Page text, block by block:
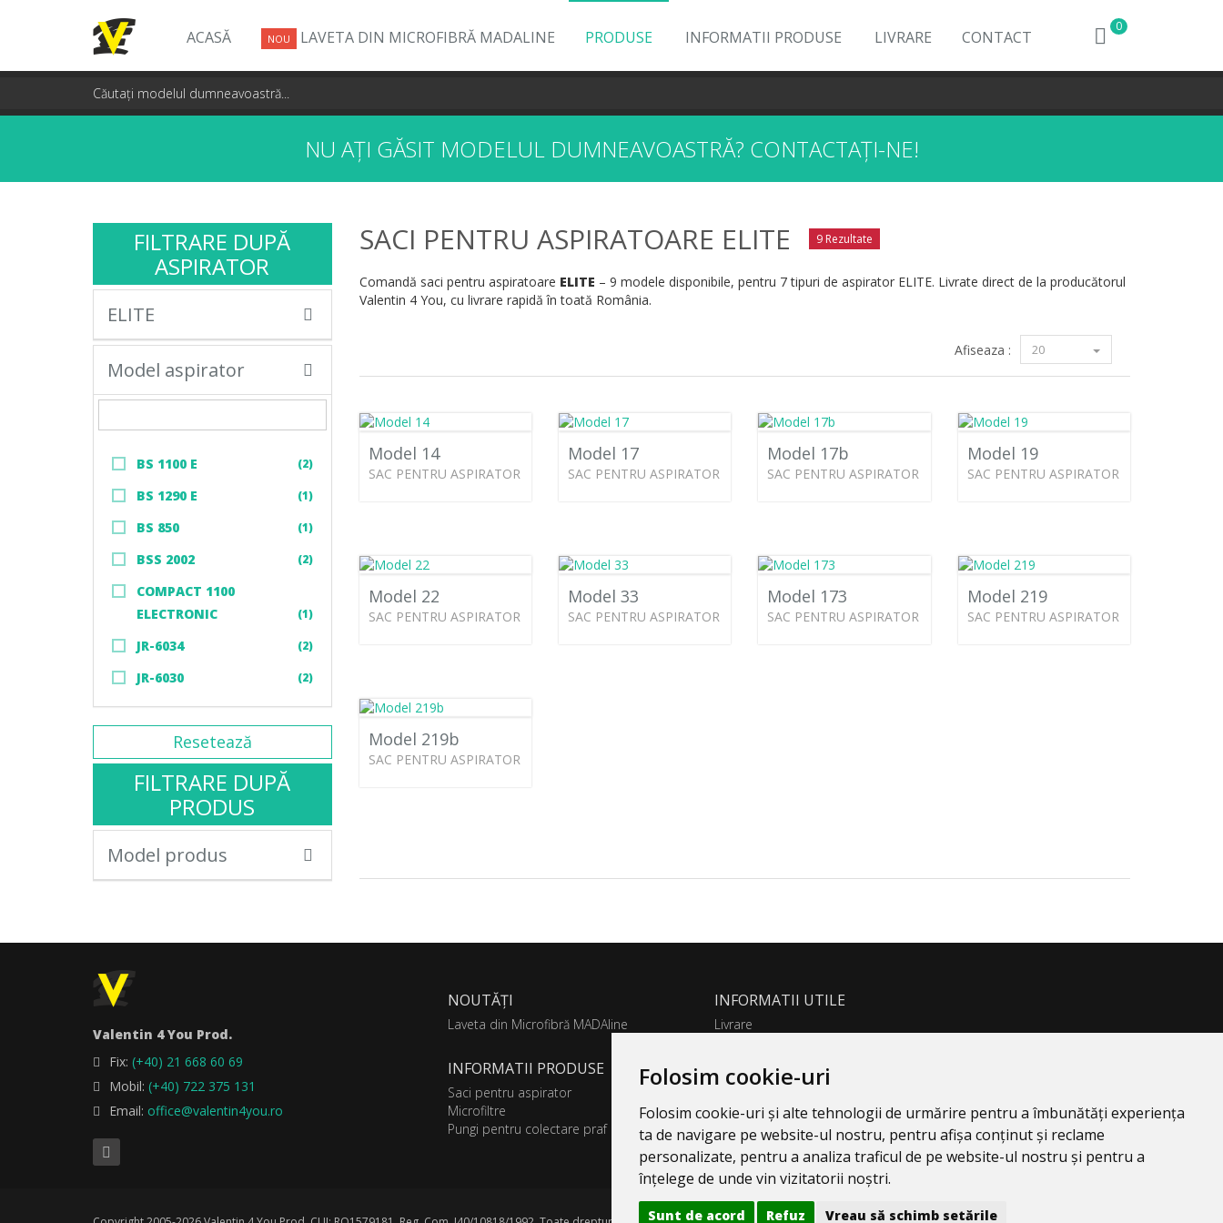
Folosim cookie-uri
Folosim cookie-uri și alte tehnologii de urmărire pentru a îmbunătăți experiența
ta de navigare pe website-ul nostru, pentru afișa conținut și reclame
personalizate, pentru a analiza traficul de pe website-ul nostru și pentru a
înțelege de unde vin vizitatorii noștri.
Sunt de acord Refuz Vreau să schimb setările
0
ACASĂ NOU LAVETA DIN MICROFIBRĂ MADALINE PRODUSE INFORMATII PRODUSE LIVRARE CONTACT
NU AȚI GĂSIT MODELUL DUMNEAVOASTRĂ? CONTACTAȚI-NE!
FILTRARE DUPĂ
ASPIRATOR
ELITE
Model aspirator
BS 1100 E (2)
BS 1290 E (1)
BS 850 (1)
BSS 2002 (2)
COMPACT 1100
ELECTRONIC
(1)
JR-6034 (2)
JR-6030 (2)
Resetează
FILTRARE DUPĂ
PRODUS
Model produs
SACI PENTRU ASPIRATOARE ELITE 9 Rezultate
Comandă saci pentru aspiratoare ELITE – 9 modele disponibile, pentru 7 tipuri de aspirator ELITE. Livrate direct de la producătorul
Valentin 4 You, cu livrare rapidă în toată România.
Afiseaza : 20
Model 14
SAC PENTRU ASPIRATOR
Model 17
SAC PENTRU ASPIRATOR
Model 17b
SAC PENTRU ASPIRATOR
Model 19
SAC PENTRU ASPIRATOR
Model 22
SAC PENTRU ASPIRATOR
Model 33
SAC PENTRU ASPIRATOR
Model 173
SAC PENTRU ASPIRATOR
Model 219
SAC PENTRU ASPIRATOR
Model 219b
SAC PENTRU ASPIRATOR
Valentin 4 You Prod.
Fix: (+40) 21 668 60 69
Mobil: (+40) 722 375 131
Email: office@valentin4you.ro
NOUTĂȚI
Laveta din Microfibră MADAline
INFORMATII PRODUSE
Saci pentru aspirator
Microfiltre
Pungi pentru colectare praf
INFORMATII UTILE
Livrare